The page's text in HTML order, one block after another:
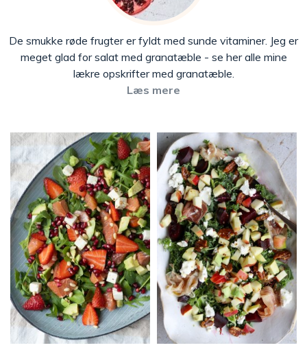
De smukke røde frugter er fyldt med sunde vitaminer. Jeg er
meget glad for salat med granatæble - se her alle mine
lækre opskrifter med granatæble.
Læs mere